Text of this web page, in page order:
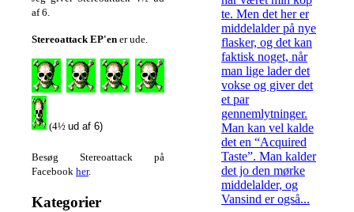
af 6.
Stereoattack EP'en er ude.
(4½ ud af 6)
Besøg Stereoattack på
Facebook her.
Kategorier
te. Men det her er
middelalder på nye
flasker, og det kan
faktisk noget, når
man lige lader det
vokse og giver det
et par
gennemlytninger.
Man kan vel kalde
det en “Acquired
Taste”. Man kalder
det jo den mørke
middelalder, og
Vansind er også...